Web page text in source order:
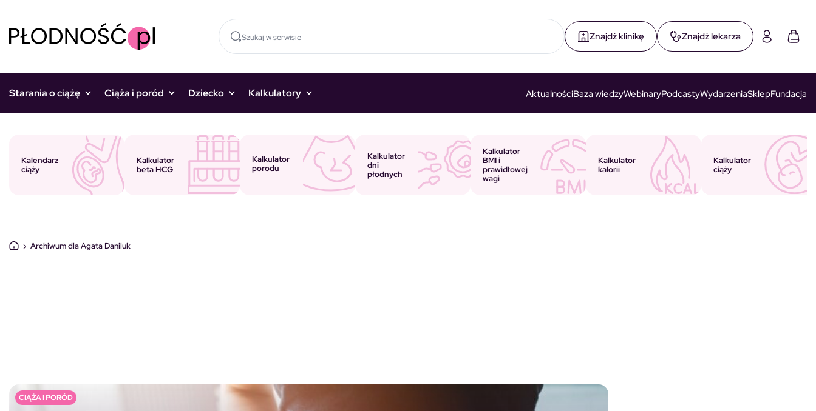
Znajdź klinikę Znajdź lekarza
Starania o ciążę Ciąża i poród Dziecko Kalkulatory AktualnościBaza wiedzyWebinaryPodcastyWydarzeniaSklepFundacja
Kalendarz
ciąży
Kalkulator
beta HCG
Kalkulator
porodu
Kalkulator
dni
płodnych
Kalkulator
BMI i
prawidłowej
wagi
Kalkulator
kalorii
Kalkulator
ciąży
› Archiwum dla Agata Daniluk
CIĄŻA I PORÓD